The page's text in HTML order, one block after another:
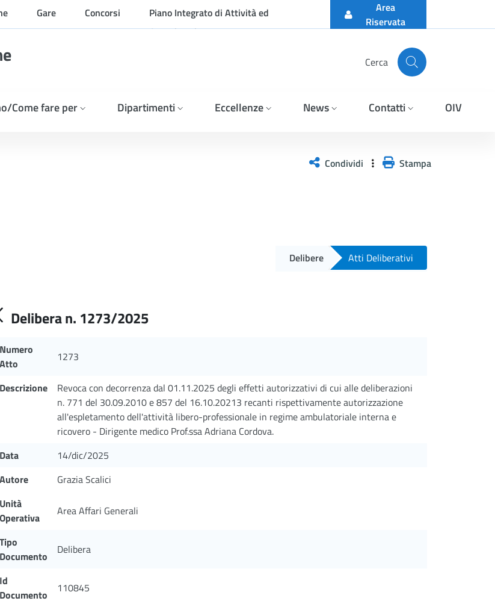
Gare Concorsi
Piano Integrato di Attività ed
Organizzazione
Area
Riservata
Cerca
Come fare per Dipartimenti Eccellenze News Contatti OIV
Condividi Stampa
Delibere Atti Deliberativi
Delibera n. 1273/2025
Numero
Atto
1273
Descrizione
Revoca con decorrenza dal 01.11.2025 degli effetti autorizzativi di cui alle deliberazioni
n. 771 del 30.09.2010 e 857 del 16.10.20213 recanti rispettivamente autorizzazione
all'espletamento dell'attività libero-professionale in regime ambulatoriale interna e
ricovero - Dirigente medico Prof.ssa Adriana Cordova.
Data
14/dic/2025
Autore
Grazia Scalici
Unità
Operativa
Area Affari Generali
Tipo
Documento
Delibera
Id
Documento
110845